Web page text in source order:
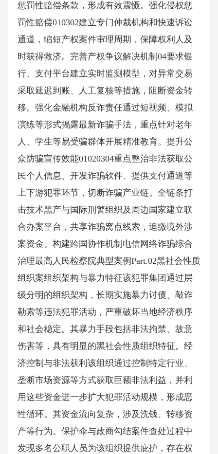
惩罚性赔偿条款，形成有效震慑。强化侵权惩
罚性赔偿010302建立专门仲裁机构和快速诉讼
通道，缩短产权案件审理周期，保障权利人及
时获得救济。完善产权争议解决机制04要求银
行、支付平台建立实时监测模型，对异常交易
采取延迟到账、人工复核等措施，阻断资金转
移。强化金融机构反诈责任通过短视频、模拟
演练等形式揭露最新诈骗手法，重点针对老年
人、学生等易受骗群体开展精准教育。提升公
众防骗宣传效能01020304重点整治非法获取公
民个人信息、开发诈骗软件、提供支付通道等
上下游犯罪环节，切断诈骗产业链。全链条打
击技术黑产与国际刑警组织及周边国家建立联
合办案平台，共享诈骗窝点线索，追缴境外涉
案资金。构建跨国协作机制电信网络诈骗综合
治理最高人民检察院典型案例Part.02黑社会性质
组织案组织架构与暴力特征该犯罪集团通过层
级分明的组织架构，长期实施暴力讨债、敲诈
勒索等违法犯罪活动，严重破坏当地经济秩序
和社会稳定。其暴力手段包括非法拘禁、故意
伤害等，具有明显的黑社会性质组织特征。经
济控制与非法获利该组织通过控制特定行业、
垄断市场资源等方式获取巨额非法利益，并利
用这些资金进一步扩大犯罪活动规模，形成恶
性循环。其资金流向复杂，涉及洗钱、转移资
产等行为。保护伞与政商勾结案件查处过程中
发现多名公职人员为该组织提供庇护，存在权